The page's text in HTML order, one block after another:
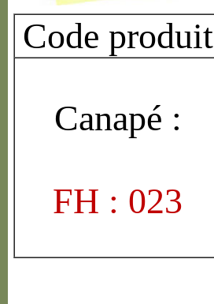
Code produit
Canapé :
FH : 023